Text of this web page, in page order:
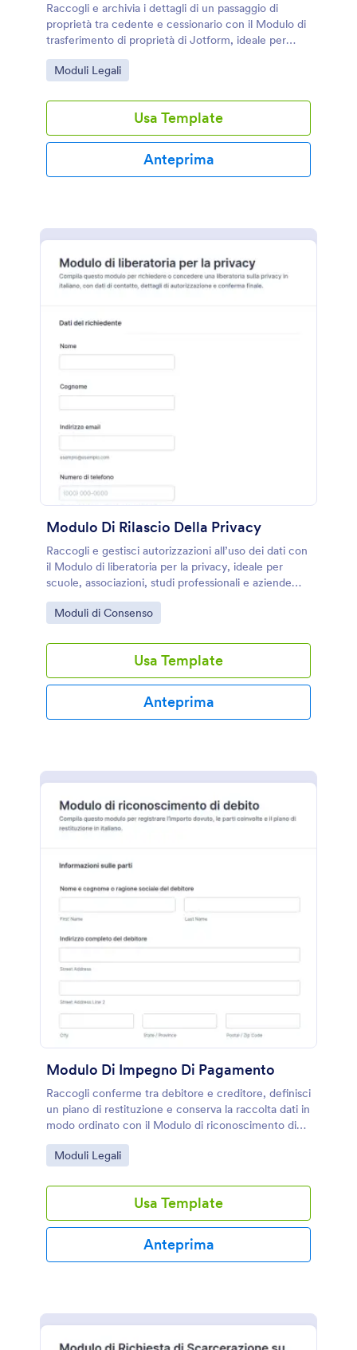
Raccogli e archivia i dettagli di un passaggio di
proprietà tra cedente e cessionario con il Modulo di
trasferimento di proprietà di Jotform, ideale per
privati e attività che gestiscono trasferimenti di beni
e documentazione di raccolta dati.
Go to Category:
Moduli Legali
Usa Template
Anteprima
Modulo Di Rilascio Della Privacy
Raccogli e gestisci autorizzazioni all’uso dei dati con
il Modulo di liberatoria per la privacy, ideale per
scuole, associazioni, studi professionali e aziende
che devono documentare consensi e validità in
modo ordinato.
Go to Category:
Moduli di Consenso
Usa Template
Anteprima
Modulo Di Impegno Di Pagamento
Raccogli conferme tra debitore e creditore, definisci
un piano di restituzione e conserva la raccolta dati in
modo ordinato con il Modulo di riconoscimento di
debito di Jotform.
Go to Category:
Moduli Legali
Usa Template
Anteprima